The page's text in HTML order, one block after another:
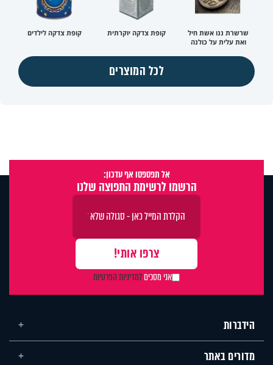
שרשרת ננו אשת חיל
ואת עלית על כולנה
קופת צדקה יוקרתית קופת צדקה לילדים
לכל המוצרים
אל תפספסו אף עדכון:
הרשמו לרשימת התפוצה שלנו
אני מסכיםלמדיניות הפרטיות
הידברות
מדורים באתר